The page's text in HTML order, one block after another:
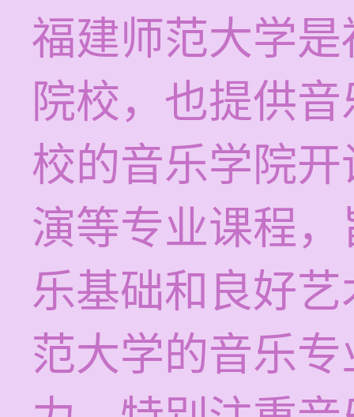
福建师范大学
院校，也提供
校的音乐学院
演等专业课程
乐基础和良好
范大学的音乐